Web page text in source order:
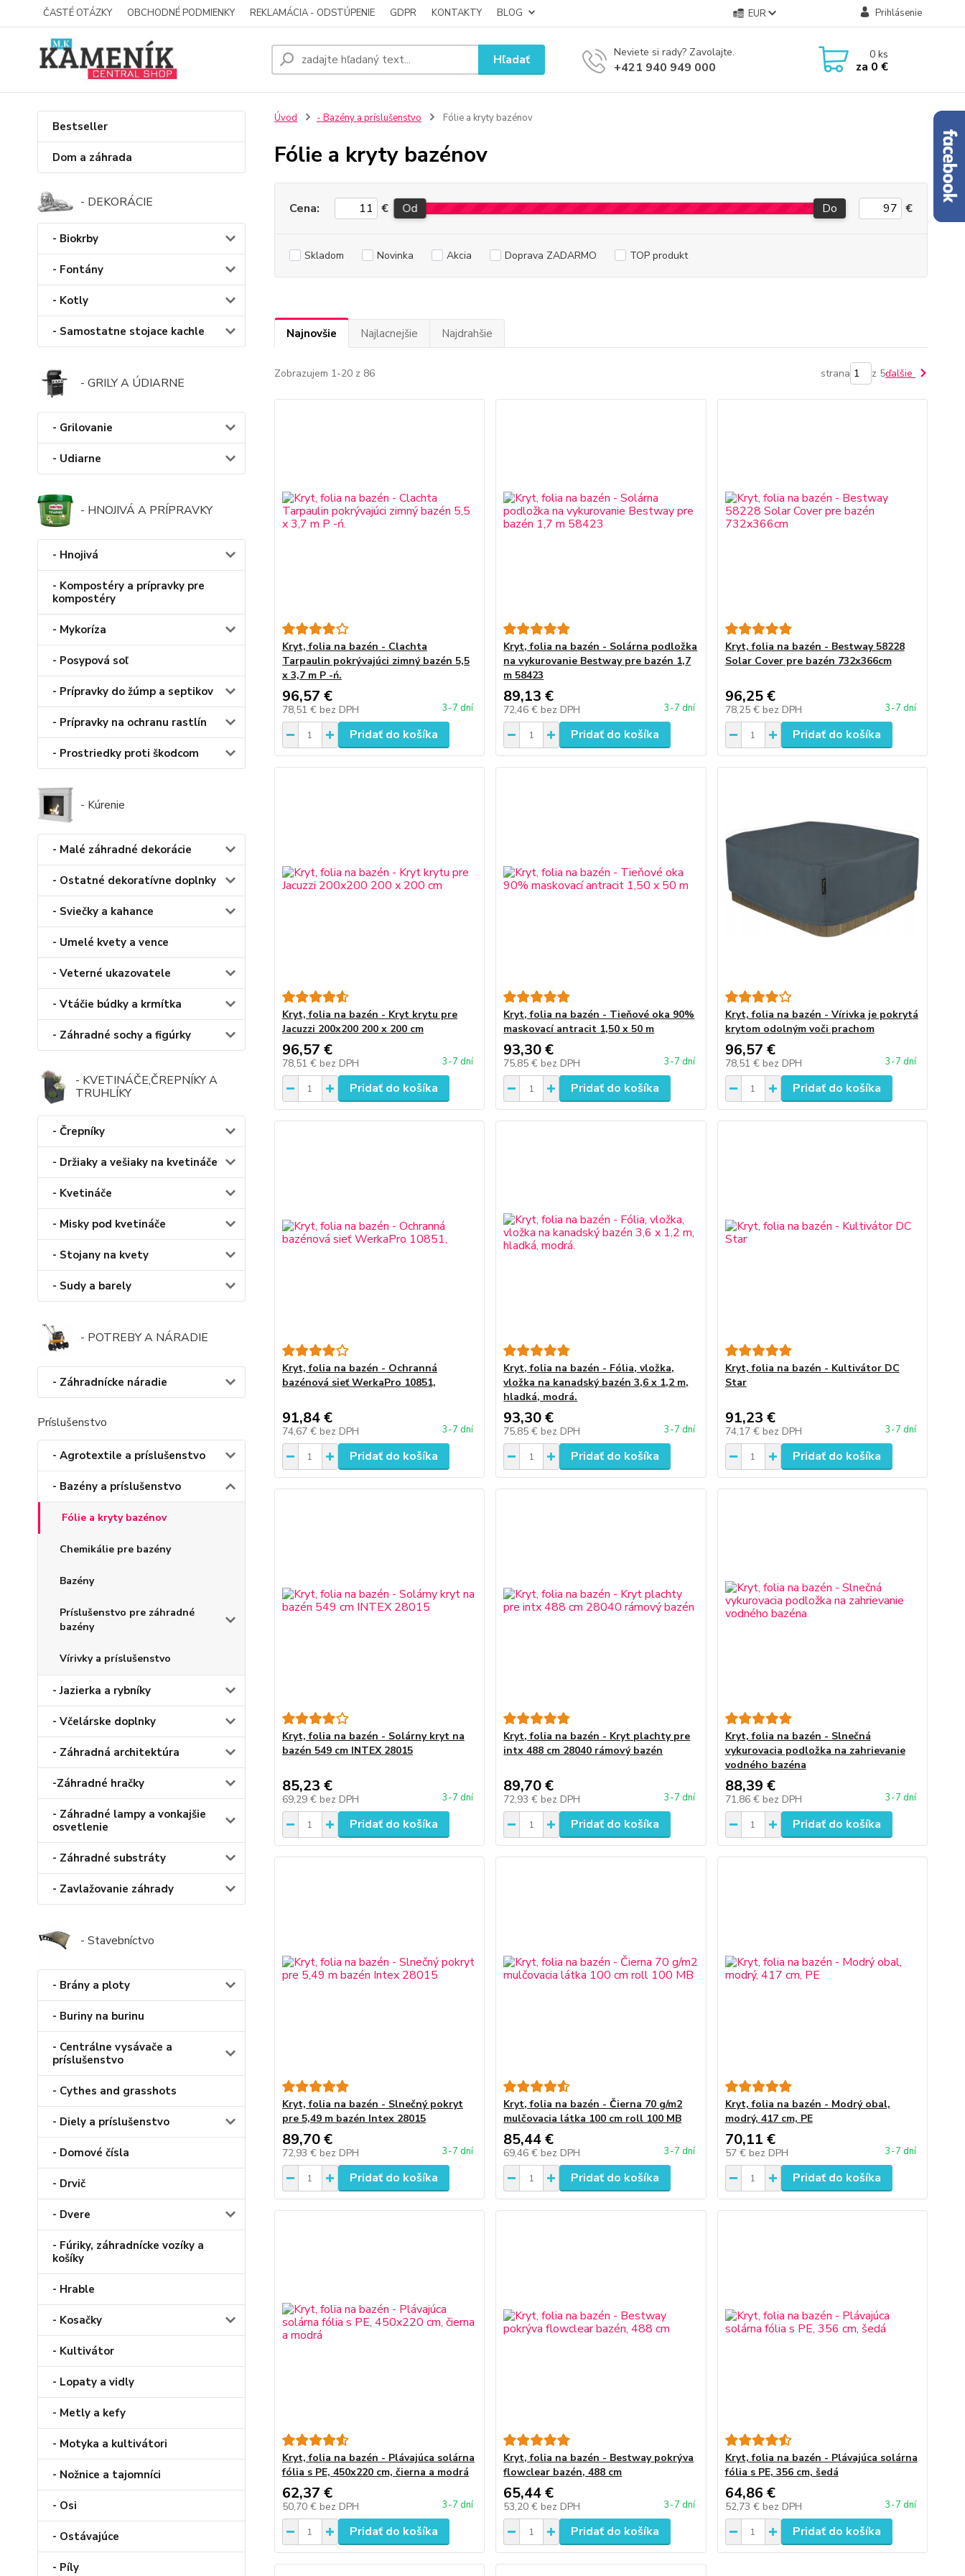
ČASTÉ OTÁZKY OBCHODNÉ PODMIENKY REKLAMÁCIA - ODSTÚPENIE GDPR KONTAKTY BLOG EUR Prihlásenie
Hľadať Neviete si rady? Zavolajte.
+421 940 949 000
0ks
za 0 €
Bestseller
Dom a záhrada
- DEKORÁCIE
- Biokrby
- Fontány
- Kotly
- Samostatne stojace kachle
- GRILY A ÚDIARNE
- Grilovanie
- Udiarne
- HNOJIVÁ A PRÍPRAVKY
- Hnojivá
- Kompostéry a prípravky pre
kompostéry
- Mykoríza
- Posypová soľ
- Prípravky do žúmp a septikov
- Prípravky na ochranu rastlín
- Prostriedky proti škodcom
- Kúrenie
- Malé záhradné dekorácie
- Ostatné dekoratívne doplnky
- Sviečky a kahance
- Umelé kvety a vence
- Veterné ukazovatele
- Vtáčie búdky a krmítka
- Záhradné sochy a figúrky
- KVETINÁČE,ČREPNÍKY A
TRUHLÍKY
- Črepníky
- Držiaky a vešiaky na kvetináče
- Kvetináče
- Misky pod kvetináče
- Stojany na kvety
- Sudy a barely
- POTREBY A NÁRADIE
- Záhradnícke náradie
Príslušenstvo
- Agrotextile a príslušenstvo
- Bazény a príslušenstvo
Fólie a kryty bazénov
Chemikálie pre bazény
Bazény
Príslušenstvo pre záhradné
bazény
Vírivky a príslušenstvo
- Jazierka a rybníky
- Včelárske doplnky
- Záhradná architektúra
-Záhradné hračky
- Záhradné lampy a vonkajšie
osvetlenie
- Záhradné substráty
- Zavlažovanie záhrady
- Stavebníctvo
- Brány a ploty
- Buriny na burinu
- Centrálne vysávače a
príslušenstvo
- Cythes and grasshots
- Diely a príslušenstvo
- Domové čísla
- Drvič
- Dvere
- Fúriky, záhradnícke vozíky a
košíky
- Hrable
- Kosačky
- Kultivátor
- Lopaty a vidly
- Metly a kefy
- Motyka a kultivátori
- Nožnice a tajomníci
- Osi
- Ostávajúce
- Píly
Úvod - Bazény a príslušenstvo Fólie a kryty bazénov
Fólie a kryty bazénov
Cena: € Od Do €
Skladom Novinka Akcia Doprava ZADARMO TOP produkt
Najnovšie Najlacnejšie Najdrahšie
Zobrazujem 1-20 z 86 strana z 5ďalšie
Kryt, folia na bazén - Clachta
Tarpaulin pokrývajúci zimný bazén 5,5
x 3,7 m P -ń.
96,57 €
78,51 € bez DPH 3-7 dní
Pridať do košíka
Kryt, folia na bazén - Solárna podložka
na vykurovanie Bestway pre bazén 1,7
m 58423
89,13 €
72,46 € bez DPH 3-7 dní
Pridať do košíka
Kryt, folia na bazén - Bestway 58228
Solar Cover pre bazén 732x366cm
96,25 €
78,25 € bez DPH 3-7 dní
Pridať do košíka
Kryt, folia na bazén - Kryt krytu pre
Jacuzzi 200x200 200 x 200 cm
96,57 €
78,51 € bez DPH 3-7 dní
Pridať do košíka
Kryt, folia na bazén - Tieňové oka 90%
maskovací antracit 1,50 x 50 m
93,30 €
75,85 € bez DPH 3-7 dní
Pridať do košíka
Kryt, folia na bazén - Vírivka je pokrytá
krytom odolným voči prachom
96,57 €
78,51 € bez DPH 3-7 dní
Pridať do košíka
Kryt, folia na bazén - Ochranná
bazénová sieť WerkaPro 10851,
91,84 €
74,67 € bez DPH 3-7 dní
Pridať do košíka
Kryt, folia na bazén - Fólia, vložka,
vložka na kanadský bazén 3,6 x 1,2 m,
hladká, modrá.
93,30 €
75,85 € bez DPH 3-7 dní
Pridať do košíka
Kryt, folia na bazén - Kultivátor DC
Star
91,23 €
74,17 € bez DPH 3-7 dní
Pridať do košíka
Kryt, folia na bazén - Solárny kryt na
bazén 549 cm INTEX 28015
85,23 €
69,29 € bez DPH 3-7 dní
Pridať do košíka
Kryt, folia na bazén - Kryt plachty pre
intx 488 cm 28040 rámový bazén
89,70 €
72,93 € bez DPH 3-7 dní
Pridať do košíka
Kryt, folia na bazén - Slnečná
vykurovacia podložka na zahrievanie
vodného bazéna
88,39 €
71,86 € bez DPH 3-7 dní
Pridať do košíka
Kryt, folia na bazén - Slnečný pokryt
pre 5,49 m bazén Intex 28015
89,70 €
72,93 € bez DPH 3-7 dní
Pridať do košíka
Kryt, folia na bazén - Čierna 70 g/m2
mulčovacia látka 100 cm roll 100 MB
85,44 €
69,46 € bez DPH 3-7 dní
Pridať do košíka
Kryt, folia na bazén - Modrý obal,
modrý, 417 cm, PE
70,11 €
57 € bez DPH 3-7 dní
Pridať do košíka
Kryt, folia na bazén - Plávajúca solárna
fólia s PE, 450x220 cm, čierna a modrá
62,37 €
50,70 € bez DPH 3-7 dní
Pridať do košíka
Kryt, folia na bazén - Bestway pokrýva
flowclear bazén, 488 cm
65,44 €
53,20 € bez DPH 3-7 dní
Pridať do košíka
Kryt, folia na bazén - Plávajúca solárna
fólia s PE, 356 cm, šedá
64,86 €
52,73 € bez DPH 3-7 dní
Pridať do košíka